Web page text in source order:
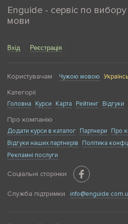
Enguide - сервіс по вибору
мови
Вхід Реєстрація
Користувачам Чужою мовою
Категорії
Головна Курси Карта Рейтинг Відгуки
Про компанію
Додати курси в каталог Партнери Про
Відгуки наших партнерів
Політика
Рекламні послуги
Соціальні сторінки
Служба підтримки